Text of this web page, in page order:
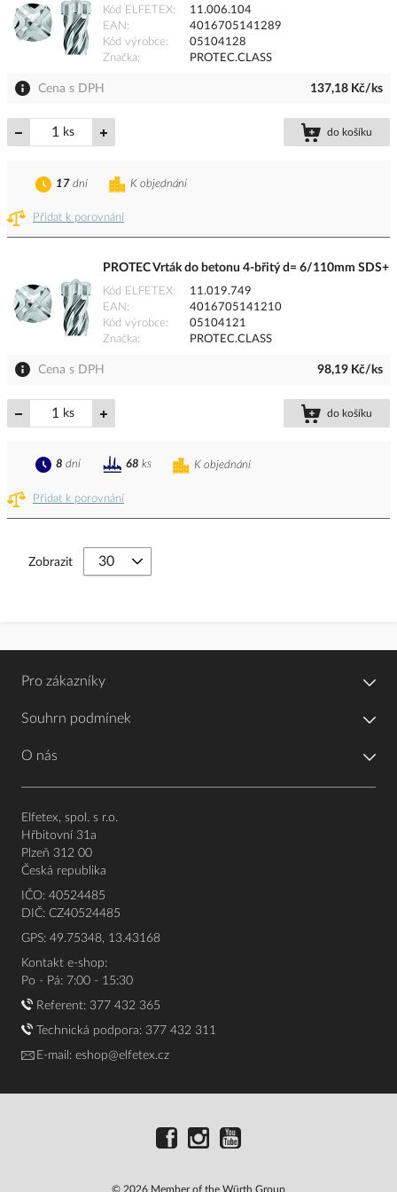
Kód ELFETEX
11.006.104
EAN
4016705141289
Kód výrobce
05104128
Značka
PROTEC.CLASS
Cena s DPH 137,18 Kč/ks
ks do košíku
Přidat k porovnání
K objednání
17 dní
PROTEC Vrták do betonu 4-břitý d= 6/110mm SDS+
Kód ELFETEX
11.019.749
EAN
4016705141210
Kód výrobce
05104121
Značka
PROTEC.CLASS
Cena s DPH 98,19 Kč/ks
ks do košíku
Přidat k porovnání
K objednání
8 dní 68 ks
Zobrazit
Pro zákazníky
Souhrn podmínek
O nás
Elfetex, spol. s r.o.
Hřbitovní 31a
Plzeň 312 00
Česká republika
IČO: 40524485
DIČ: CZ40524485
GPS: 49.75348, 13.43168
Kontakt e-shop:
Po - Pá: 7:00 - 15:30
Referent: 377 432 365
Technická podpora: 377 432 311
E-mail: eshop@elfetex.cz
© 2026 Member of the Würth Group